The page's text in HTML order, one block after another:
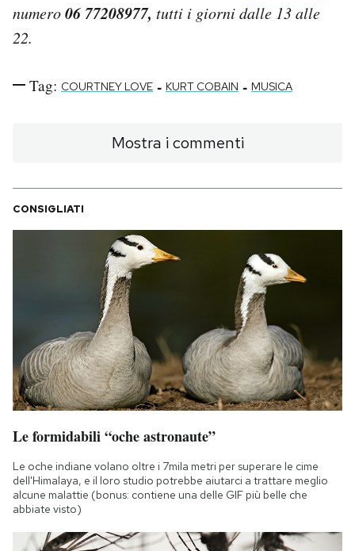
numero06 77208977, tutti i giorni dalle 13 alle
22.
Tag: COURTNEY LOVE - KURT COBAIN - MUSICA
Mostra i commenti
CONSIGLIATI
Le formidabili “oche astronaute”
Le oche indiane volano oltre i 7mila metri per superare le cime
dell'Himalaya, e il loro studio potrebbe aiutarci a trattare meglio
alcune malattie (bonus: contiene una delle GIF più belle che
abbiate visto)